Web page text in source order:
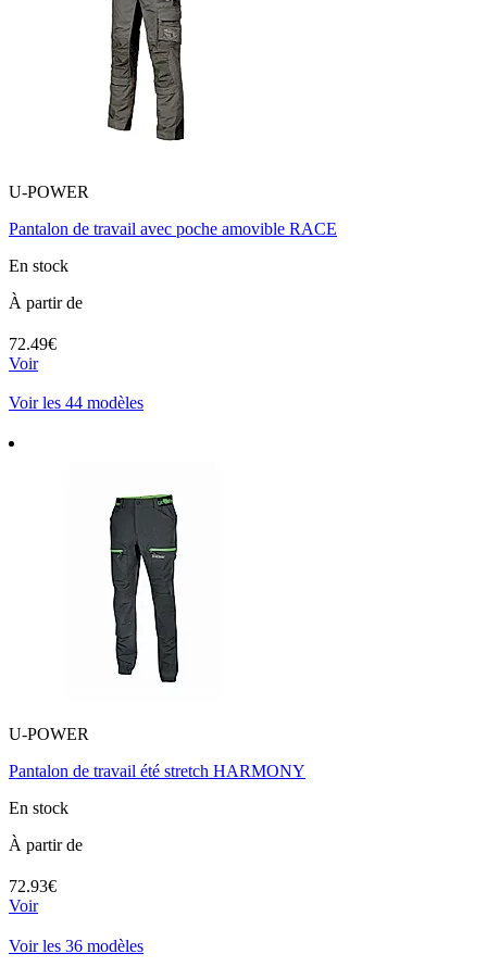
U-POWER
Pantalon de travail avec poche amovible RACE
En stock
À partir de
72.49€
Voir
Voir les 44 modèles
U-POWER
Pantalon de travail été stretch HARMONY
En stock
À partir de
72.93€
Voir
Voir les 36 modèles